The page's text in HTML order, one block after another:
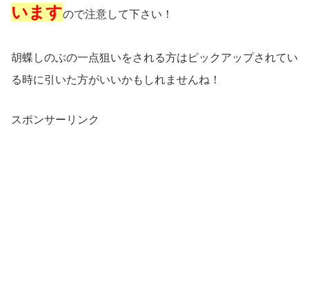
いますので注意して下さい！
胡蝶しのぶの一点狙いをされる方はピックアップされてい
る時に引いた方がいいかもしれませんね！
スポンサーリンク